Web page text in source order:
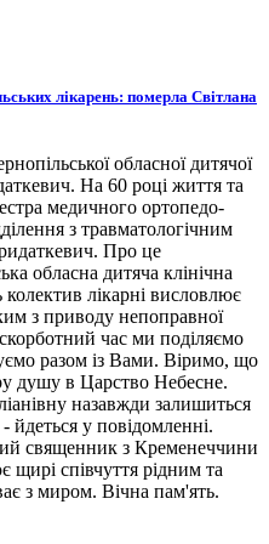
лікарень: померла Світлана
обласної дитячої
На 60 році життя та
медичного ортопедо-
з травматологічним
Про це
обласна дитяча клінічна
колектив лікарні висловлює
з приводу непоправної
час ми поділяємо
разом із Вами. Віримо, що
душу в Царство Небесне.
назавжди залишиться
йдеться у повідомленні.
священник з Кременеччини
щирі співчуття рідним та
з миром. Вічна пам'ять.